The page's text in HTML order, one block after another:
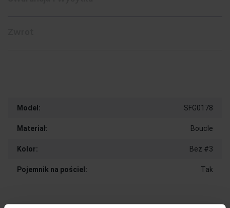
Model: SFG0178
Materiał: Boucle
Kolor: Beż #3
Pojemnik na pościel: Tak